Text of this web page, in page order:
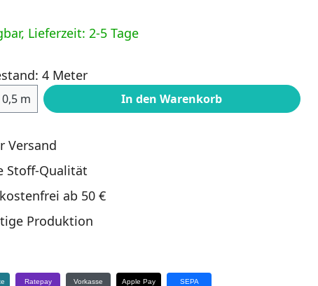
Lieferzeit: 2-5 Tage
4 Meter
Gib den gewünschten Wert ein
0,5 m In den Warenkorb
Versand
Stoff-Qualität
ab 50 €
Produktion
Ratepay Vorkasse Apple Pay SEPA